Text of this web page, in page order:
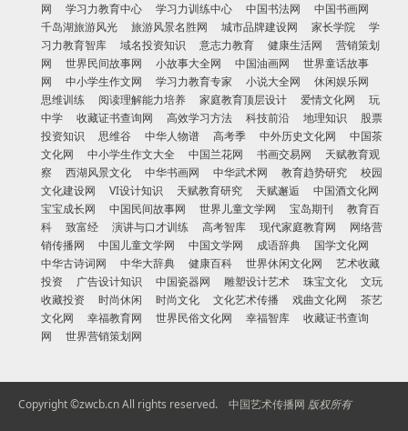
网
学习力教育中心 学习力训练中心 中国书法网
中国书画网
千岛湖旅游风光
旅游风景名胜网 城市品牌建设网 家长学院
学
习力教育智库
域名投资知识 意志力教育 健康生活网
营销策划
网
世界民间故事网 小故事大全网 中国油画网
世界童话故事
网
中小学生作文网 学习力教育专家 小说大全网
休闲娱乐网
思维训练
阅读理解能力培养 家庭教育顶层设计 爱情文化网
玩
中学
收藏证书查询网 高效学习方法 科技前沿 地理知识
股票
投资知识
思维谷 中华人物谱 高考季 中外历史文化网
中国茶
文化网
中小学生作文大全 中国兰花网 书画交易网
天赋教育观
察
西湖风景文化 中华书画网 中华武术网 教育趋势研究
校园
文化建设网
VI设计知识 天赋教育研究 天赋邂逅
中国酒文化网
宝宝成长网
中国民间故事网 世界儿童文学网 宝岛期刊
教育百
科
致富经 演讲与口才训练 高考智库 现代家庭教育网
网络营
销传播网
中国儿童文学网 中国文学网 成语辞典
国学文化网
中华古诗词网
中华大辞典 健康百科 世界休闲文化网
艺术收藏
投资
广告设计知识 中国瓷器网 雕塑设计艺术 珠宝文化
文玩
收藏投资
时尚休闲 时尚文化 文化艺术传播 戏曲文化网
茶艺
文化网
幸福教育网 世界民俗文化网 幸福智库
收藏证书查询
网
世界营销策划网
Copyright ©zwcb.cn All rights reserved. 中国艺术传播网 版权所有